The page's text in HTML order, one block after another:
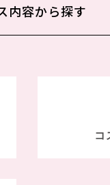
内容から探す
コ